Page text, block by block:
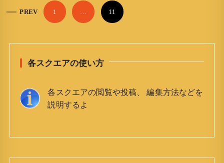
PREV 1 … 11
各スクエアの使い方
各スクエアの閲覧や投稿、 編集方法などを
説明するよ